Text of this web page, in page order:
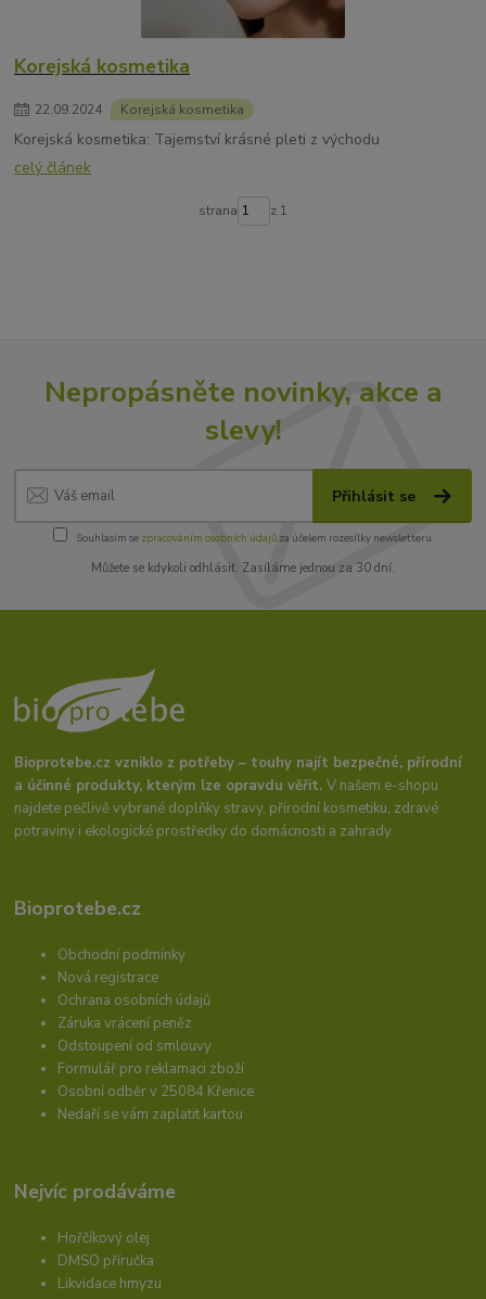
Korejská kosmetika
22.09.2024 Korejská kosmetika
Korejská kosmetika: Tajemství krásné pleti z východu
celý článek
strana z 1
Nepropásněte novinky, akce a
slevy!
Přihlásit se
Souhlasím se zpracováním osobních údajůza účelem rozesílky newsletteru.
Můžete se kdykoli odhlásit. Zasíláme jednou za 30 dní.
Bioprotebe.cz vzniklo z potřeby – touhy najít bezpečné, přírodní
a účinné produkty, kterým lze opravdu věřit.V našem e-shopu
najdete pečlivě vybrané doplňky stravy, přírodní kosmetiku, zdravé
potraviny i ekologické prostředky do domácnosti a zahrady.
Bioprotebe.cz
Obchodní podmínky
Nová registrace
Ochrana osobních údajů
Záruka vrácení peněz
Odstoupení od smlouvy
Formulář pro reklamaci zboží
Osobní odběr v 25084 Křenice
Nedaří se vám zaplatit kartou
Nejvíc prodáváme
Hořčíkový olej
DMSO příručka
Likvidace hmyzu